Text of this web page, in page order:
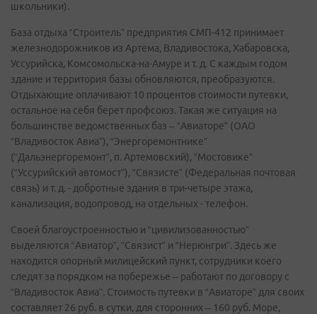
школьники).
База отдыха “Строитель” предприятия СМП-412 принимает
железнодорожников из Артема, Владивостока, Хабаровска,
Уссурийска, Комсомольска-на-Амуре и т. д. С каждым годом
здание и территория базы обновляются, преобразуются.
Отдыхающие оплачивают 10 процентов стоимости путевки,
остальное на себя берет профсоюз. Такая же ситуация на
большинстве ведомственных баз – “Авиаторе” (ОАО
“Владивосток Авиа”), “Энергоремонтнике”
(“Дальэнергоремонт”, п. Артемовский), “Мостовике”
(“Уссурийский автомост”), “Связисте” (Федеральная почтовая
связь) и т. д. - добротные здания в три-четыре этажа,
канализация, водопровод, на отдельных - телефон.
Своей благоустроенностью и “цивилизованностью”
выделяются “Авиатор”, “Связист” и “Нерюнгри”. Здесь же
находится опорный милицейский пункт, сотрудники коего
следят за порядком на побережье – работают по договору с
“Владивосток Авиа”. Стоимость путевки в “Авиаторе” для своих
составляет 26 руб. в сутки, для сторонних – 160 руб. Море,